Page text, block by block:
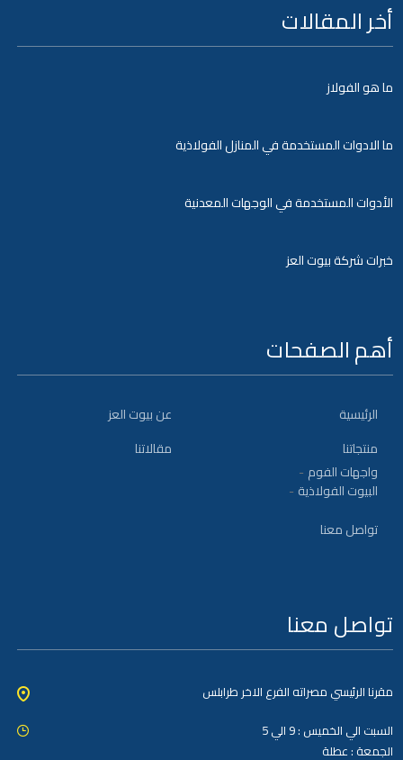
أخر المقالات
ما هو الفولاز
ما الادوات المستخدمة في المنازل الفولاذية
الأدوات المستخدمة في الوجهات المعدنية
خبرات شركة بيوت العز
أهم الصفحات
الرئيسية
عن بيوت العز
منتجاتنا
واجهات الفوم
البيوت الفولاذية
مقالاتنا
تواصل معنا
تواصل معنا
مقرنا الرئيسي مصراته الفرع الاخر طرابلس
السبت الي الخميس : 9 الي 5
الجمعة : عطلة